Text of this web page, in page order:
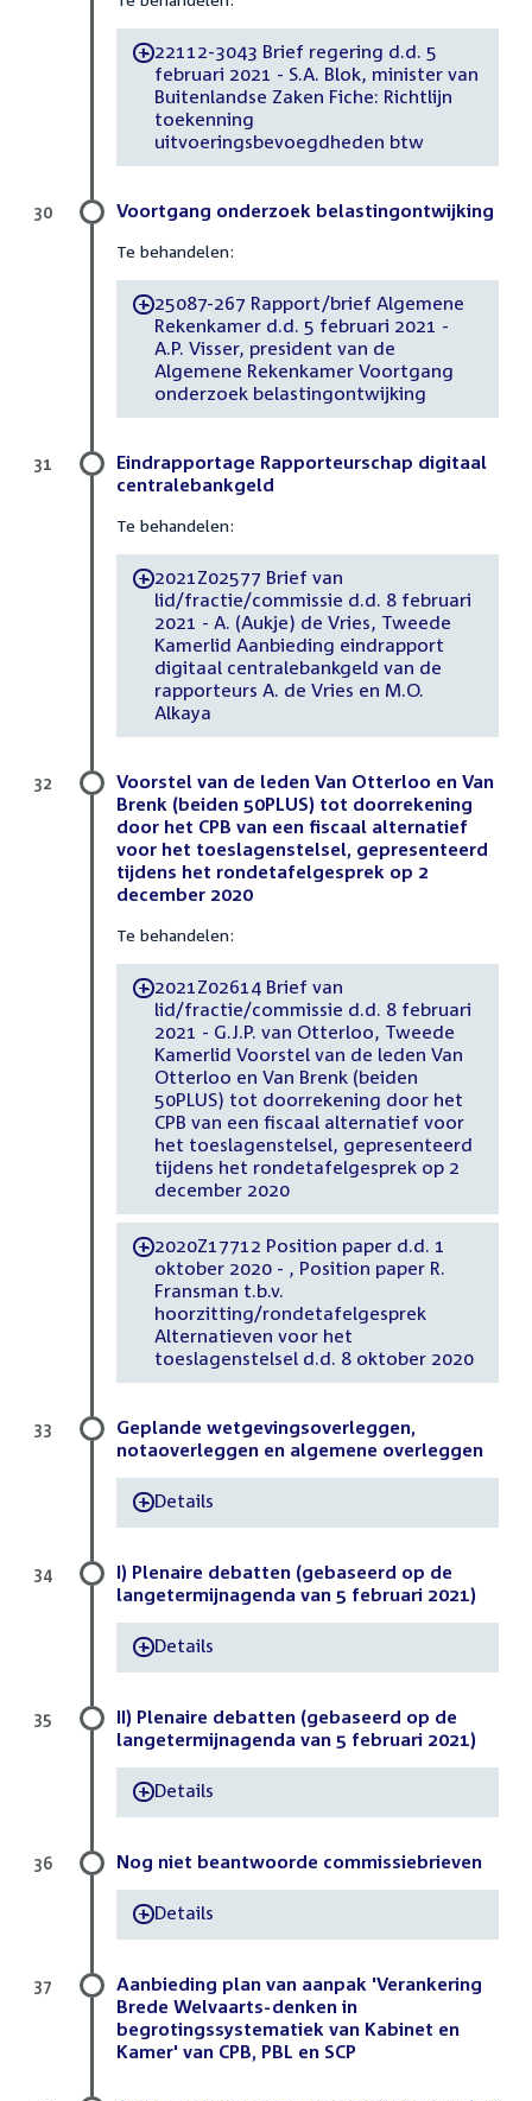
-22112-3043 Brief regering d.d. 5
februari 2021 - S.A. Blok, minister van
Buitenlandse Zaken Fiche: Richtlijn
toekenning
uitvoeringsbevoegdheden btw
Voortgang onderzoek belastingontwijking
Te behandelen:
-25087-267 Rapport/brief Algemene
Rekenkamer d.d. 5 februari 2021 -
A.P. Visser, president van de
Algemene Rekenkamer Voortgang
onderzoek belastingontwijking
30
Eindrapportage Rapporteurschap digitaal
centralebankgeld
Te behandelen:
-2021Z02577 Brief van
lid/fractie/commissie d.d. 8 februari
2021 - A. (Aukje) de Vries, Tweede
Kamerlid Aanbieding eindrapport
digitaal centralebankgeld van de
rapporteurs A. de Vries en M.O.
Alkaya
31
Voorstel van de leden Van Otterloo en Van
Brenk (beiden 50PLUS) tot doorrekening
door het CPB van een fiscaal alternatief
voor het toeslagenstelsel, gepresenteerd
tijdens het rondetafelgesprek op 2
december 2020
Te behandelen:
-2021Z02614 Brief van
lid/fractie/commissie d.d. 8 februari
2021 - G.J.P. van Otterloo, Tweede
Kamerlid Voorstel van de leden Van
Otterloo en Van Brenk (beiden
50PLUS) tot doorrekening door het
CPB van een fiscaal alternatief voor
het toeslagenstelsel, gepresenteerd
tijdens het rondetafelgesprek op 2
december 2020
-2020Z17712 Position paper d.d. 1
oktober 2020 - , Position paper R.
Fransman t.b.v.
hoorzitting/rondetafelgesprek
Alternatieven voor het
toeslagenstelsel d.d. 8 oktober 2020
32
Geplande wetgevingsoverleggen,
notaoverleggen en algemene overleggen
-Details
33
I) Plenaire debatten (gebaseerd op de
langetermijnagenda van 5 februari 2021)
-Details
34
II) Plenaire debatten (gebaseerd op de
langetermijnagenda van 5 februari 2021)
-Details
35
Nog niet beantwoorde commissiebrieven
-Details
36
Aanbieding plan van aanpak 'Verankering
Brede Welvaarts-denken in
begrotingssystematiek van Kabinet en
Kamer' van CPB, PBL en SCP
37